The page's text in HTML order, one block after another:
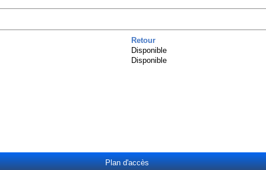
Retour
Disponible
Disponible
Plan d'accès